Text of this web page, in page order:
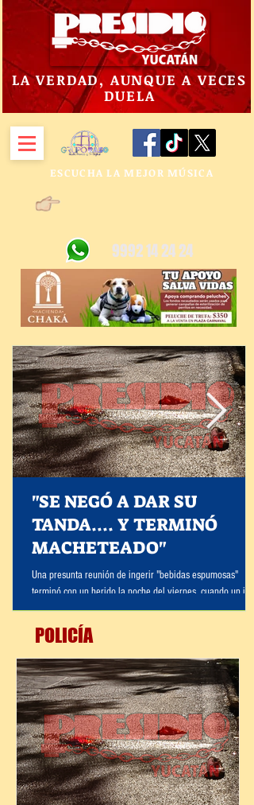
LA VERDAD, AUNQUE A VECES
DUELA
ESCUCHA LA MEJOR MÚSICA
9992 14 24 24
"SE NEGÓ A DAR SU
TANDA.... Y TERMINÓ
MACHETEADO"
Una presunta reunión de ingerir "bebidas espumosas"
terminó con un herido la noche del viernes, cuando un
fue al parecer macheteado por otro sujeto tras una
por no cooperar con la "tanda" para seguir comprando
alcohol. Los hechos ocurrieron sobre la avenida Mérida
2000, entre las calles 61 y 61-A de la colonia Xoclán,
donde la víctima quedó tendida sobre el pavimento con
heridas provocadas por un machete, mientras vecinos y
testigos solicitaban de inmediato el
POLICÍA